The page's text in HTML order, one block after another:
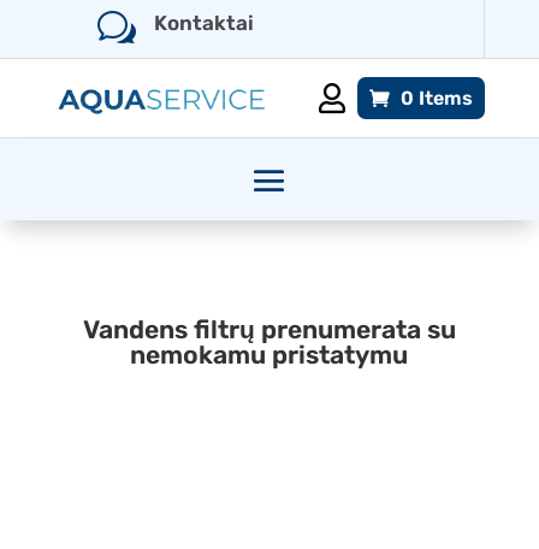
w Kontaktai
 0 Items
Vandens filtrų prenumerata su
nemokamu pristatymu